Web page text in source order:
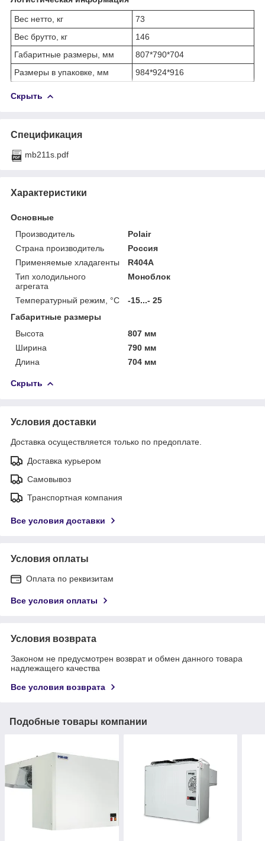
Вес нетто, кг
73
Вес брутто, кг
146
Габаритные размеры, мм
807*790*704
Размеры в упаковке, мм
984*924*916
Скрыть
Спецификация
mb211s.pdf
Характеристики
Основные
Производитель
Polair
Страна производитель
Россия
Применяемые хладагенты
R404A
Тип холодильного
агрегата
Моноблок
Температурный режим, °С
-15...- 25
Габаритные размеры
Высота
807 мм
Ширина
790 мм
Длина
704 мм
Скрыть
Условия доставки
Доставка осуществляется только по предоплате.
Доставка курьером
Самовывоз
Транспортная компания
Все условия доставки
Условия оплаты
Оплата по реквизитам
Все условия оплаты
Условия возврата
Законом не предусмотрен возврат и обмен данного товара
надлежащего качества
Все условия возврата
Подобные товары компании